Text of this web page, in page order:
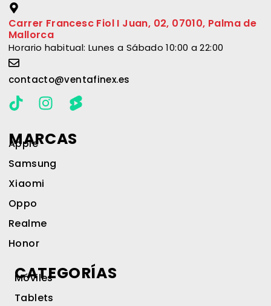
Carrer Francesc Fiol I Juan, 02, 07010, Palma de
Mallorca
Horario habitual: Lunes a Sábado 10:00 a 22:00
contacto@ventafinex.es
MARCAS
Apple
Samsung
Xiaomi
Oppo
Realme
Honor
CATEGORÍAS
Móviles
Tablets